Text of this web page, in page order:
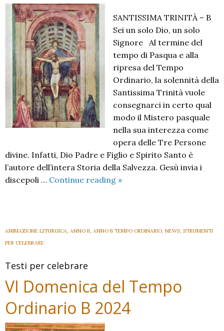
SANTISSIMA TRINITÀ – B
Sei un solo Dio, un solo
Signore Al termine del
tempo di Pasqua e alla
ripresa del Tempo
Ordinario, la solennità della
Santissima Trinità vuole
consegnarci in certo qual
modo il Mistero pasquale
nella sua interezza come
opera delle Tre Persone
divine. Infatti, Dio Padre e Figlio e Spirito Santo è
l’autore dell’intera Storia della Salvezza. Gesù invia i
discepoli … Continue reading Solennità
B
»
ANIMAZIONE LITURGICA, ANNO B, ANNO B TEMPO ORDINARIO, NEWS, STRUMENTI
PER CELEBRARE
Testi per celebrare
VI Domenica del Tempo
Ordinario B 2024